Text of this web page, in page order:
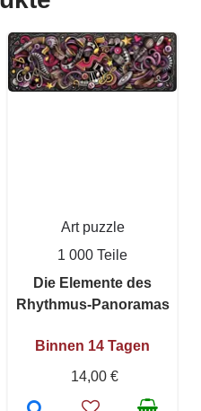
Art puzzle
1 000 Teile
Die Elemente des
Rhythmus-Panoramas
Binnen 14 Tagen
14,00 €